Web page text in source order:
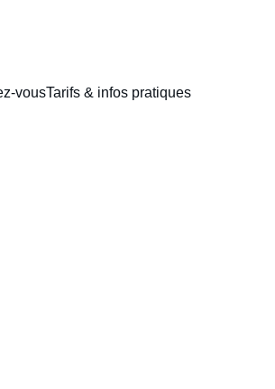
vousTarifs & infos pratiques